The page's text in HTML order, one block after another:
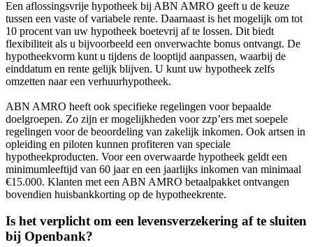
Een aflossingsvrije hypotheek bij ABN AMRO geeft u de keuze
tussen een vaste of variabele rente. Daarnaast is het mogelijk om tot
10 procent van uw hypotheek boetevrij af te lossen. Dit biedt
flexibiliteit als u bijvoorbeeld een onverwachte bonus ontvangt. De
hypotheekvorm kunt u tijdens de looptijd aanpassen, waarbij de
einddatum en rente gelijk blijven. U kunt uw hypotheek zelfs
omzetten naar een verhuurhypotheek.
ABN AMRO heeft ook specifieke regelingen voor bepaalde
doelgroepen. Zo zijn er mogelijkheden voor zzp’ers met soepele
regelingen voor de beoordeling van zakelijk inkomen. Ook artsen in
opleiding en piloten kunnen profiteren van speciale
hypotheekproducten. Voor een overwaarde hypotheek geldt een
minimumleeftijd van 60 jaar en een jaarlijks inkomen van minimaal
€15.000. Klanten met een ABN AMRO betaalpakket ontvangen
bovendien huisbankkorting op de hypotheekrente.
Is het verplicht om een levensverzekering af te sluiten
bij Openbank?